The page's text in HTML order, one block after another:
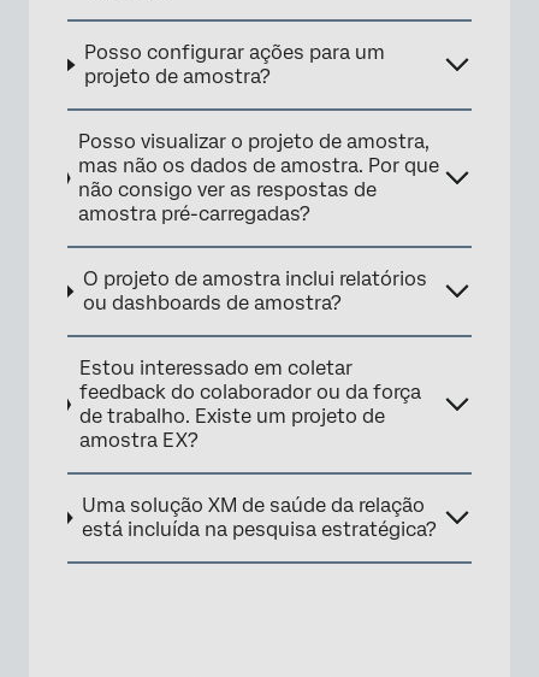
Posso configurar ações para um
projeto de amostra?
Posso visualizar o projeto de amostra,
mas não os dados de amostra. Por que
não consigo ver as respostas de
amostra pré-carregadas?
O projeto de amostra inclui relatórios
ou dashboards de amostra?
Estou interessado em coletar
feedback do colaborador ou da força
de trabalho. Existe um projeto de
amostra EX?
Uma solução XM de saúde da relação
está incluída na pesquisa estratégica?